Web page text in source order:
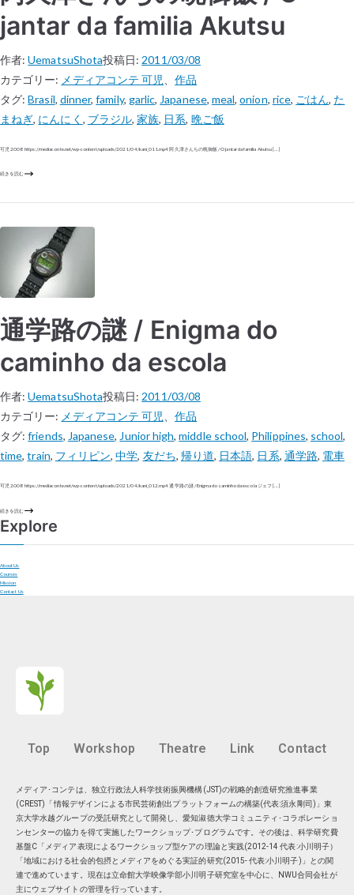
jantar da familia Akutsu
作者:UematsuShota投稿日: 2011/03/08
カテゴリー: メディアコンテ 可児 、作品
タグ:Brasil, dinner,family, garlic, Japanese, meal,onion, rice, ごはん, た
まねぎ, にんにく , ブラジル,家族, 日系, 晩ご飯
可児 2008 https://mediaconte.net/wp-content/uploads/2021/04/kani_011.mp4 阿久津さんちの晩御飯 / O jantar da familia Akutsu […]
続きを読む
通学路の謎 / Enigma do
caminho da escola
作者:UematsuShota投稿日: 2011/03/08
カテゴリー: メディアコンテ 可児 、作品
タグ:friends, Japanese, Junior high,middle school, Philippines, school,
time,train, フィリピン,中学, 友だち, 帰り道, 日本語, 日系, 通学路, 電車
可児 2008 https://mediaconte.net/wp-content/uploads/2021/04/kani_012.mp4 通学路の謎 / Enigma do caminho da escola ジェフ […]
続きを読む
Explore
About Us
Courses
Mission
Contact Us
Top Workshop Theatre Link Contact
メディア･コンテは、独立行政法人科学技術振興機構(JST)の戦略的創造研究推進事業
(CREST)「情報デザインによる市民芸術創出プラットフォームの構築(代表:須永剛司)」東
京大学水越グループの受託研究として開発し、愛知淑徳大学コミュニティ･コラボレーショ
ンセンターの協力を得て実施したワークショップ･プログラムです。その後は、科学研究費
基盤C「メディア表現によるワークショップ型ケアの理論と実践(2012-14 代表:小川明子）
「地域における社会的包摂とメディアをめぐる実証的研究(2015- 代表:小川明子)」との関
連で進めています。現在は立命館大学映像学部小川明子研究室を中心に、 NWU合同会社が
主にウェブサイトの管理を行っています。